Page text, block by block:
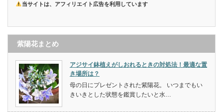
当サイトは、アフィリエイト広告を利用しています
紫陽花まとめ
アジサイ鉢植えがしおれるときの対処法！最適な置
き場所は？
母の日にプレゼントされた紫陽花。 いつまでもい
きいきとした状態を鑑賞したいと水…